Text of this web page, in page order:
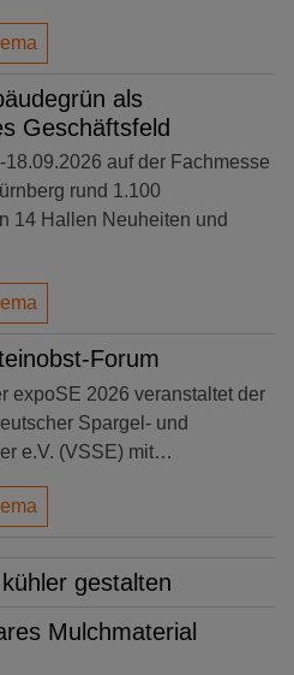
als
Geschäftsfeld
18.09.2026 auf der Fachmesse
rund 1.100
14 Hallen Neuheiten und
Forum
expoSE 2026 veranstaltet der
Spargel- und
e.V. (VSSE) mit…
gestalten
Mulchmaterial